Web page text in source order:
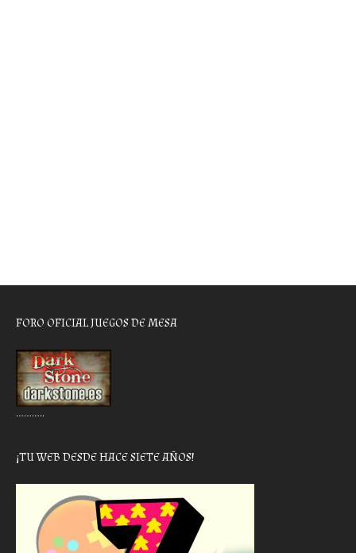
FORO OFICIAL JUEGOS DE MESA
………..
¡TU WEB DESDE HACE SIETE AÑOS!